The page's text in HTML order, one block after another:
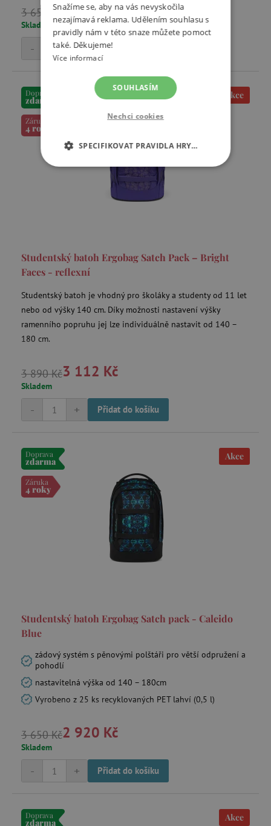
3 650 Kč2 920 Kč
Skladem
+
- Přidat do košíku
Doprava
zdarma
Záruka
4 roky
Akce
Studentský batoh Ergobag Satch Pack – Bright
Faces - reflexní
Studentský batoh je vhodný pro školáky a studenty od 11 let
nebo od výšky 140 cm. Díky možnosti nastavení výšky
ramenního popruhu jej lze individuálně nastavit od 140 –
180 cm.
3 890 Kč3 112 Kč
Skladem
+
- Přidat do košíku
Doprava
zdarma
Záruka
4 roky
Akce
Studentský batoh Ergobag Satch pack - Caleido
Blue
zádový systém s pěnovými polštáři pro větší odpružení a
pohodlí
nastavitelná výška od 140 – 180cm
Vyrobeno z 25 ks recyklovaných PET lahví (0,5 l)
3 650 Kč2 920 Kč
Skladem
+
- Přidat do košíku
Doprava
zdarma Akce
Snažíme se, aby na vás nevyskočila
nezajímavá reklama. Udělením souhlasu s
pravidly nám v této snaze můžete pomoct
také. Děkujeme!
Více informací
SOUHLASÍM
Nechci cookies
SPECIFIKOVAT PRAVIDLA HRY…
NEZBYTNĚ NUTNÉ COOKIES
ANALYTICKÉ COOKIES
FUNKČNÍ SOUBORY
Nezbytně nutné cookies
Analytické cookies
Nezbytně nutné soubory cookie umožňují
základní funkce webových stránek, jako je
stránky nelze bez nezbytně nutných souborů
cookie správně používat.
__cf_bm
Cloudflare Inc.
.vimeo.com
cjConsent